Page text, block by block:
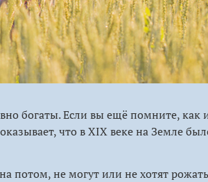
богаты. Если вы ещё помните, как
что в XIX веке на Земле
потом, не могут или не хотят